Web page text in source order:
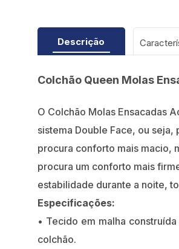
Descrição
Colchão Queen Molas
O Colchão Molas Ensacadas
sistema Double Face, ou
procura conforto mais macio,
procura um conforto mais
estabilidade durante a noite,
Especificações:
• Tecido em malha
colchão.